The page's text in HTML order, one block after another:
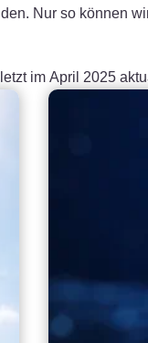
Nur so können
im April 2025